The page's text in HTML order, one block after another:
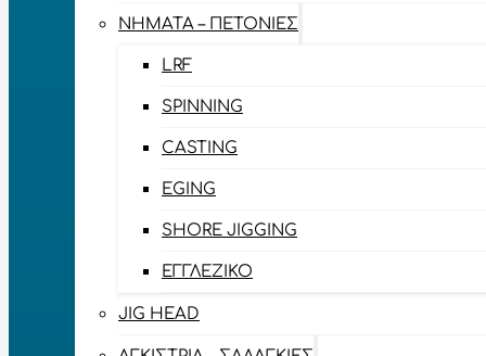
ΝΉΜΑΤΑ – ΠΕΤΟΝΙΈΣ
LRF
SPINNING
CASTING
EGING
SHORE JIGGING
ΕΓΓΛΈΖΙΚΟ
JIG HEAD